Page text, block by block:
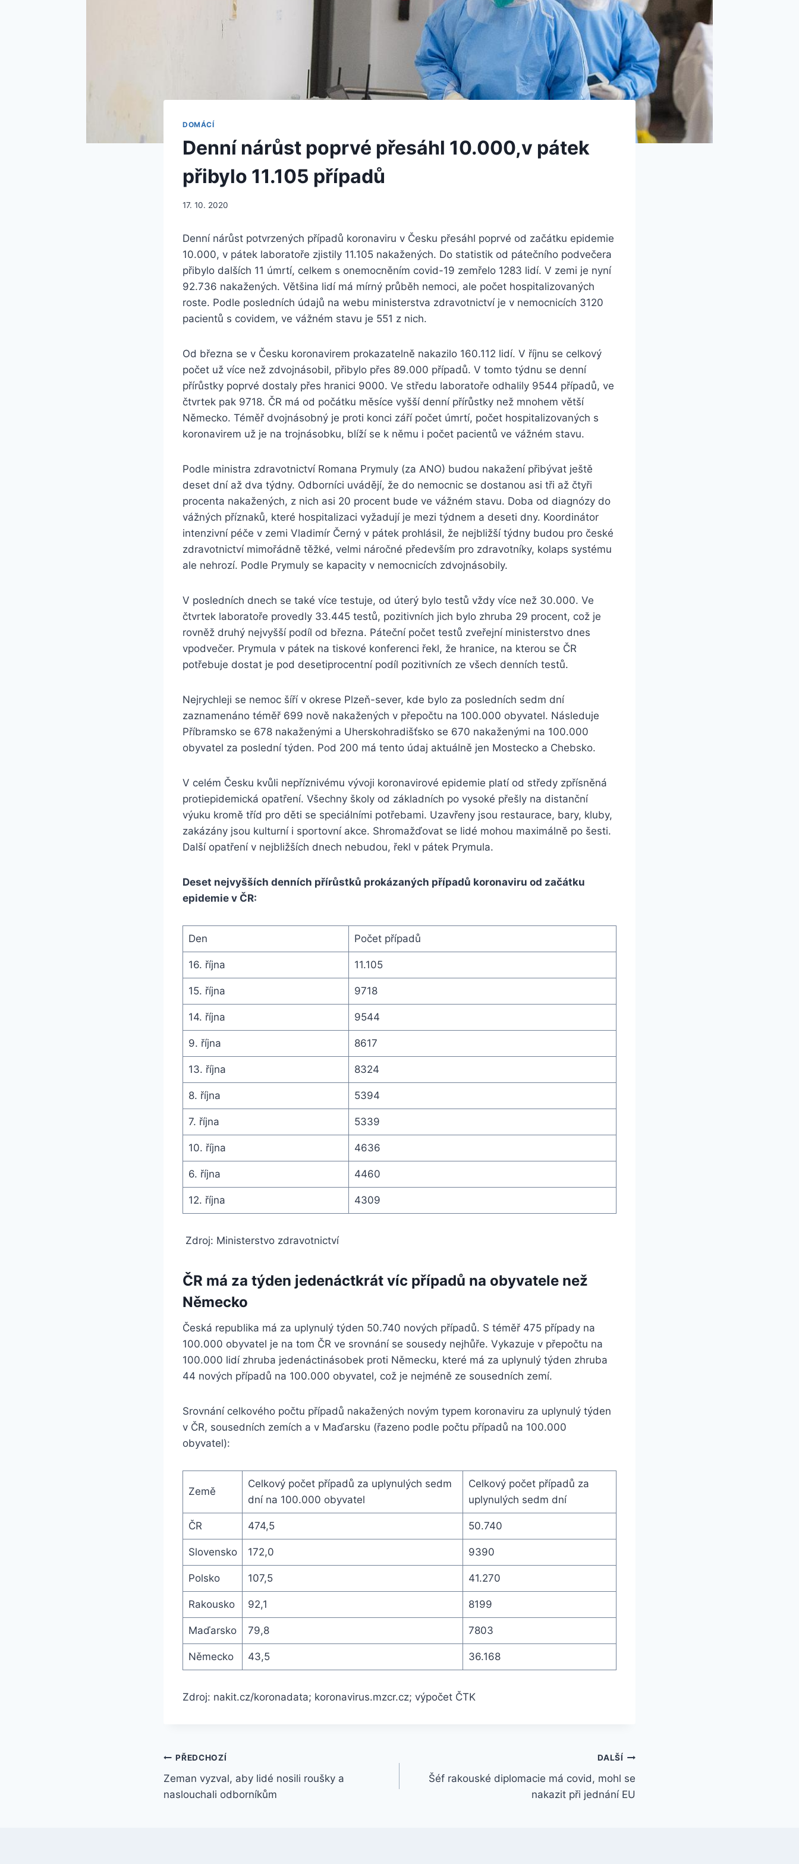
DOMÁCÍ
Denní nárůst poprvé přesáhl 10.000,v pátek
přibylo 11.105 případů
17. 10. 2020
Denní nárůst potvrzených případů koronaviru v Česku přesáhl poprvé od začátku epidemie
10.000, v pátek laboratoře zjistily 11.105 nakažených. Do statistik od pátečního podvečera
přibylo dalších 11 úmrtí, celkem s onemocněním covid-19 zemřelo 1283 lidí. V zemi je nyní
92.736 nakažených. Většina lidí má mírný průběh nemoci, ale počet hospitalizovaných
roste. Podle posledních údajů na webu ministerstva zdravotnictví je v nemocnicích 3120
pacientů s covidem, ve vážném stavu je 551 z nich.
Od března se v Česku koronavirem prokazatelně nakazilo 160.112 lidí. V říjnu se celkový
počet už více než zdvojnásobil, přibylo přes 89.000 případů. V tomto týdnu se denní
přírůstky poprvé dostaly přes hranici 9000. Ve středu laboratoře odhalily 9544 případů, ve
čtvrtek pak 9718. ČR má od počátku měsíce vyšší denní přírůstky než mnohem větší
Německo. Téměř dvojnásobný je proti konci září počet úmrtí, počet hospitalizovaných s
koronavirem už je na trojnásobku, blíží se k němu i počet pacientů ve vážném stavu.
Podle ministra zdravotnictví Romana Prymuly (za ANO) budou nakažení přibývat ještě
deset dní až dva týdny. Odborníci uvádějí, že do nemocnic se dostanou asi tři až čtyři
procenta nakažených, z nich asi 20 procent bude ve vážném stavu. Doba od diagnózy do
vážných příznaků, které hospitalizaci vyžadují je mezi týdnem a deseti dny. Koordinátor
intenzivní péče v zemi Vladimír Černý v pátek prohlásil, že nejbližší týdny budou pro české
zdravotnictví mimořádně těžké, velmi náročné především pro zdravotníky, kolaps systému
ale nehrozí. Podle Prymuly se kapacity v nemocnicích zdvojnásobily.
V posledních dnech se také více testuje, od úterý bylo testů vždy více než 30.000. Ve
čtvrtek laboratoře provedly 33.445 testů, pozitivních jich bylo zhruba 29 procent, což je
rovněž druhý nejvyšší podíl od března. Páteční počet testů zveřejní ministerstvo dnes
vpodvečer. Prymula v pátek na tiskové konferenci řekl, že hranice, na kterou se ČR
potřebuje dostat je pod desetiprocentní podíl pozitivních ze všech denních testů.
Nejrychleji se nemoc šíří v okrese Plzeň-sever, kde bylo za posledních sedm dní
zaznamenáno téměř 699 nově nakažených v přepočtu na 100.000 obyvatel. Následuje
Příbramsko se 678 nakaženými a Uherskohradišťsko se 670 nakaženými na 100.000
obyvatel za poslední týden. Pod 200 má tento údaj aktuálně jen Mostecko a Chebsko.
V celém Česku kvůli nepříznivému vývoji koronavirové epidemie platí od středy zpřísněná
protiepidemická opatření. Všechny školy od základních po vysoké přešly na distanční
výuku kromě tříd pro děti se speciálními potřebami. Uzavřeny jsou restaurace, bary, kluby,
zakázány jsou kulturní i sportovní akce. Shromažďovat se lidé mohou maximálně po šesti.
Další opatření v nejbližších dnech nebudou, řekl v pátek Prymula.
Deset nejvyšších denních přírůstků prokázaných případů koronaviru od začátku
epidemie v ČR:
Den Počet případů
16. října 11.105
15. října 9718
14. října 9544
9. října 8617
13. října 8324
8. října 5394
7. října 5339
10. října 4636
6. října 4460
12. října 4309
Zdroj: Ministerstvo zdravotnictví
ČR má za týden jedenáctkrát víc případů na obyvatele než
Německo
Česká republika má za uplynulý týden 50.740 nových případů. S téměř 475 případy na
100.000 obyvatel je na tom ČR ve srovnání se sousedy nejhůře. Vykazuje v přepočtu na
100.000 lidí zhruba jedenáctinásobek proti Německu, které má za uplynulý týden zhruba
44 nových případů na 100.000 obyvatel, což je nejméně ze sousedních zemí.
Srovnání celkového počtu případů nakažených novým typem koronaviru za uplynulý týden
v ČR, sousedních zemích a v Maďarsku (řazeno podle počtu případů na 100.000
obyvatel):
Země
Celkový počet případů za uplynulých sedm
dní na 100.000 obyvatel
Celkový počet případů za
uplynulých sedm dní
ČR 474,5 50.740
Slovensko 172,0 9390
Polsko 107,5 41.270
Rakousko 92,1 8199
Maďarsko 79,8 7803
Německo 43,5 36.168
Zdroj: nakit.cz/koronadata; koronavirus.mzcr.cz; výpočet ČTK
Navigace
pro
PŘEDCHOZÍ
Zeman vyzval, aby lidé nosili roušky a
naslouchali odborníkům
DALŠÍ
Šéf rakouské diplomacie má covid, mohl se
nakazit při jednání EU